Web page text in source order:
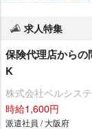
求人特集
保険代理店から
K
株式会社ベルシス
時給1,600円
派遣社員 / 大阪府